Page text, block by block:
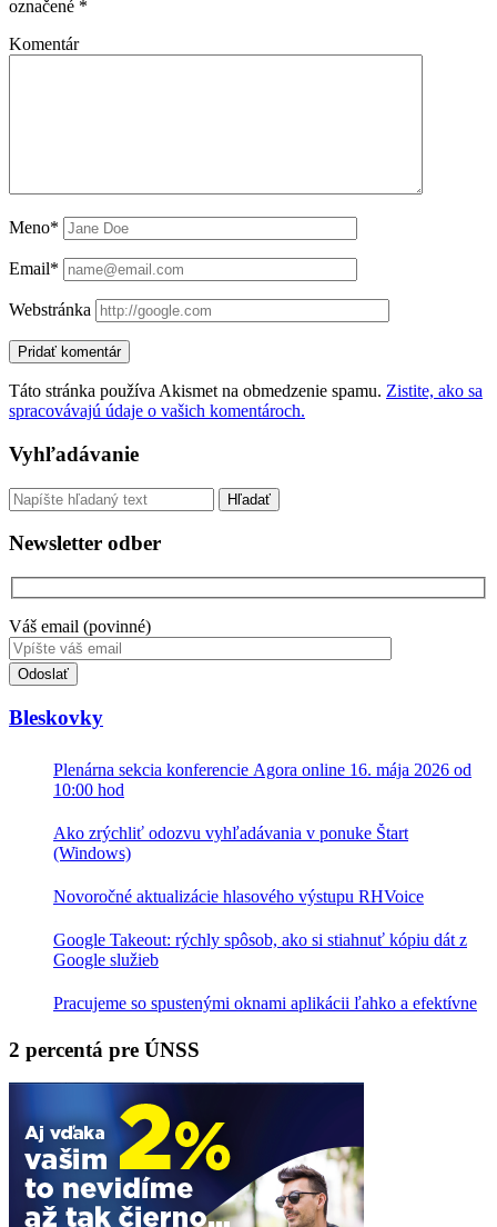
označené *
Komentár
Meno*
Email*
Webstránka
Táto stránka používa Akismet na obmedzenie spamu. Zistite, ako sa
spracovávajú údaje o vašich komentároch.
Sidebar
Vyhľadávanie
Vyhľadávanie
Newsletter odber
Váš email (povinné)
Toto
pole
nevyplňujte.
Bleskovky
Plenárna sekcia konferencie Agora online 16. mája 2026 od
10:00 hod
Ako zrýchliť odozvu vyhľadávania v ponuke Štart
(Windows)
Novoročné aktualizácie hlasového výstupu RHVoice
Google Takeout: rýchly spôsob, ako si stiahnuť kópiu dát z
Google služieb
Pracujeme so spustenými oknami aplikácii ľahko a efektívne
2 percentá pre ÚNSS